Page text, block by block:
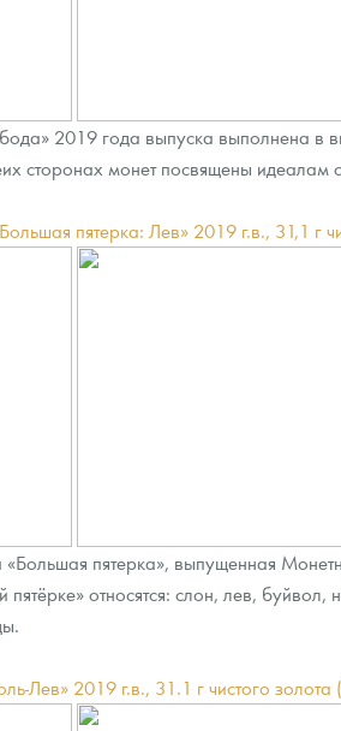
2019 года выпуска выполнена в
сторонах монет посвящены идеалам
пятерка: Лев» 2019 г.в., 31,1 г
«Большая пятерка», выпущенная
относятся: слон, лев,
Лев» 2019 г.в., 31.1 г чистого